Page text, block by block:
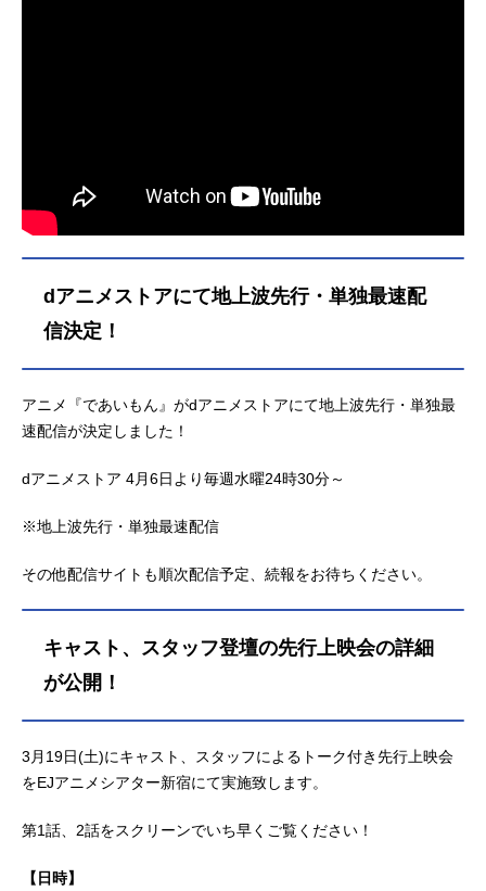
dアニメストアにて地上波先行・単独最速配
信決定！
アニメ『であいもん』がdアニメストアにて地上波先行・単独最
速配信が決定しました！
dアニメストア 4月6日より毎週水曜24時30分～
※地上波先行・単独最速配信
その他配信サイトも順次配信予定、続報をお待ちください。
キャスト、スタッフ登壇の先行上映会の詳細
が公開！
3月19日(土)にキャスト、スタッフによるトーク付き先行上映会
をEJアニメシアター新宿にて実施致します。
第1話、2話をスクリーンでいち早くご覧ください！
【日時】